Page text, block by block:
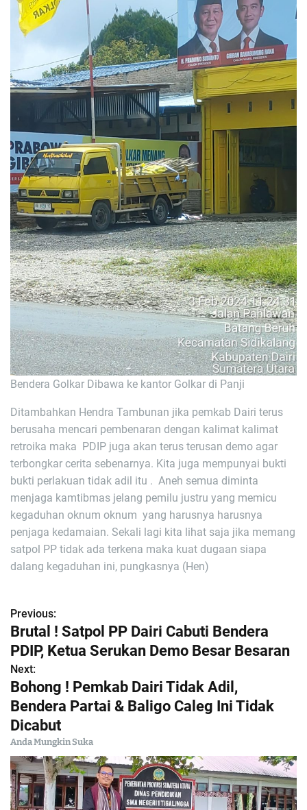
Bendera Golkar Dibawa ke kantor Golkar di Panji
Ditambahkan Hendra Tambunan jika pemkab Dairi terus
berusaha mencari pembenaran dengan kalimat kalimat
retroika maka PDIP juga akan terus terusan demo agar
terbongkar cerita sebenarnya. Kita juga mempunyai bukti
bukti perlakuan tidak adil itu . Aneh semua diminta
menjaga kamtibmas jelang pemilu justru yang memicu
kegaduhan oknum oknum yang harusnya harusnya
penjaga kedamaian. Sekali lagi kita lihat saja jika memang
satpol PP tidak ada terkena maka kuat dugaan siapa
dalang kegaduhan ini, pungkasnya (Hen)
N
a
v
i
g
a
s
Previous:
Brutal ! Satpol PP Dairi Cabuti Bendera
PDIP, Ketua Serukan Demo Besar Besaran
Next:
Bohong ! Pemkab Dairi Tidak Adil,
Bendera Partai & Baligo Caleg Ini Tidak
Dicabut
Anda Mungkin Suka